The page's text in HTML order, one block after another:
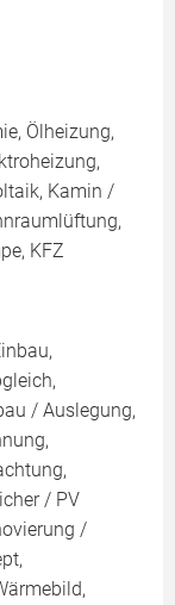
Ölheizung,
Kamin /
KFZ
/ Auslegung,
/ PV
/